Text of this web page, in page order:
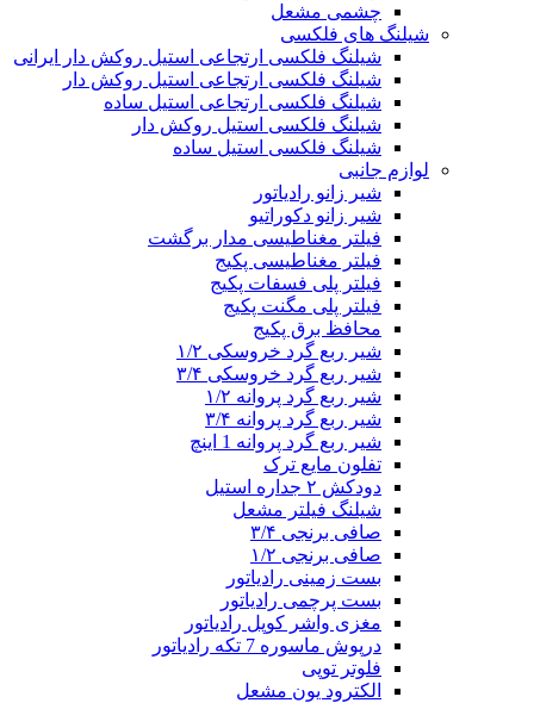
چشمی مشعل
شیلنگ های فلکسی
شیلنگ فلکسی ارتجاعی استیل روکش دار ایرانی
شیلنگ فلکسی ارتجاعی استیل روکش دار
شیلنگ فلکسی ارتجاعی استیل ساده
شیلنگ فلکسی استیل روکش دار
شیلنگ فلکسی استیل ساده
لوازم جانبی
شیر زانو رادیاتور
شیر زانو دکوراتیو
فیلتر مغناطیسی مدار برگشت
فیلتر مغناطیسی پکیج
فیلتر پلی فسفات پکیج
فیلتر پلی مگنت پکیج
محافظ برق پکیج
شیر ربع گرد خروسکی ۱/۲
شیر ربع گرد خروسکی ۳/۴
شیر ربع گرد پروانه ۱/۲
شیر ربع گرد پروانه ۳/۴
شیر ربع گرد پروانه 1 اینچ
تفلون مایع ترک
دودکش ۲ جداره استیل
شیلنگ فیلتر مشعل
صافی برنجی ۳/۴
صافی برنجی ۱/۲
بست زمینی رادیاتور
بست پرچمی رادیاتور
مغزی واشر کوپل رادیاتور
درپوش ماسوره 7 تکه رادیاتور
فلوتر توپی
الکترود یون مشعل